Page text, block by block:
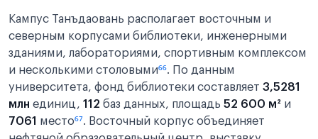
Кампус Танъдаовань располагает восточным и
северным корпусами библиотеки, инженерными
зданиями, лабораториями, спортивным комплексом
и несколькими столовыми⁶⁶. По данным
университета, фонд библиотеки составляет 3,5281
млн единиц, 112 баз данных, площадь 52 600 м² и
7061 место⁶⁷. Восточный корпус объединяет